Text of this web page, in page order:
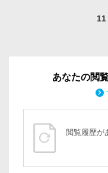
11
あなたの閲
閲覧履歴が